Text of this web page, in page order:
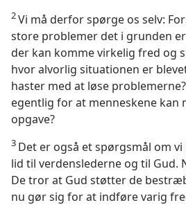
2Vi må derfor spørge os selv:
store problemer det i grunden
der kan komme virkelig fred og
hvor alvorlig situationen er
haster med at løse
egentlig for at menneskene kan
opgave?
3 Det er også et spørgsmål om
lid til verdenslederne og til Gud.
De tror at Gud støtter de
nu gør sig for at indføre varig